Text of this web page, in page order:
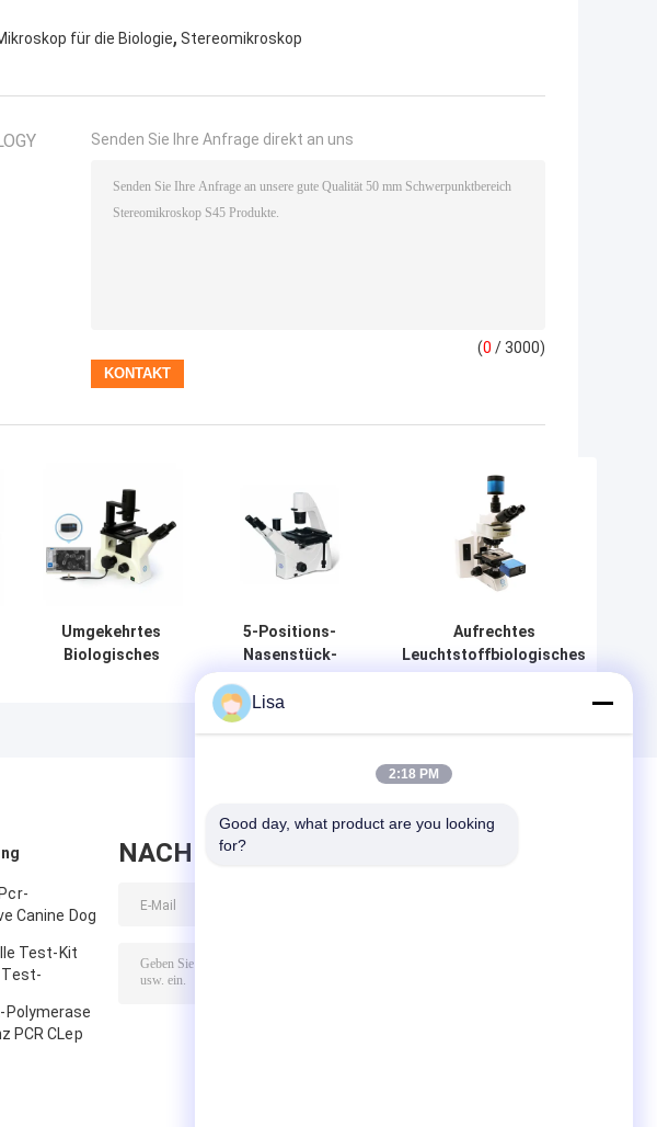
für die Biologie, Stereomikroskop
Senden Sie Ihre Anfrage direkt an uns
(0 / 3000)
Umgekehrtes
Biologisches
5-Positions-
Nasenstück-
umgekehrtes
Biologisches
Mikroskop B50i
Aufrechtes
Leuchtstoffbiologisches
Mikroskop B60F
Canine Dog
Test-Kit
Test-
Polymerase
PCR CLep
NACHRICHT HINTERLASSEN
Lisa
2:18 PM
Good day, what product are you looking
for?